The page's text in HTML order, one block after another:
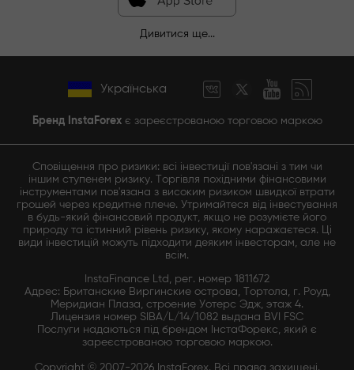
Дивитися ще...
Українська
Бренд InstaForexє зареєстрованою торговою маркою
Сповіщення про ризики: всі інвестиції пов'язані з тим чи
іншим ступенем ризику. Торгівля похідними фінансовими
інструментами пов'язана з високим ризиком швидкої втрати
грошей через кредитне плече. Утримайтеся від інвестування
в будь-який фінансовий продукт, якщо не розумієте його
природу та істинний рівень ризику, якому наражаєтеся. Ці
види інвестицій можуть підходити деяким інвесторам, але не
всім.
InstaFinance Ltd, рег. номер 1811672
Адрес: Британские Виргинские острова, Тортола, г. Роуд,
Меридиан Плаза, строение Уотерс Эдж, этаж 4.
Лицензия номер SIBA/L/14/1082 выдана BVI FSC
Послуги надаються під брендом ІнстаФорекс, який є
зареєстрованою торговою маркою.
Copyright © 2007-2026 InstaForex. Всі права захищені.